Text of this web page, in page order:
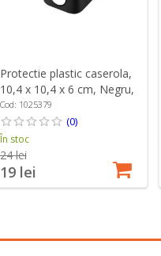
Protectie plastic caserola,
10,4 x 10,4 x 6 cm, Negru,
"Cube" - Zwilling
Cod: 1025379
(0)
În stoc
24 lei
19 lei